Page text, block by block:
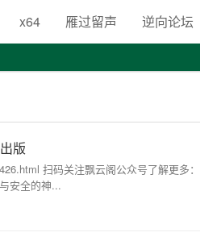
x64 雁过留声 逆向论坛
版
扫码关注飘云阁公众号了解更多：
安全的神...